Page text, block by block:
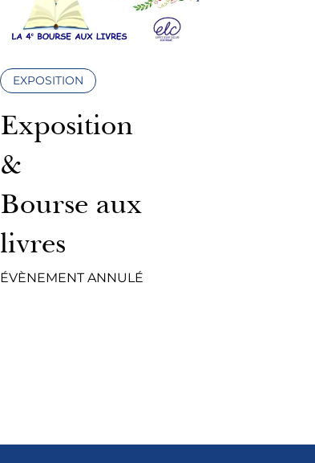
EXPOSITION
Exposition
&
Bourse aux
livres
ÉVÈNEMENT ANNULÉ